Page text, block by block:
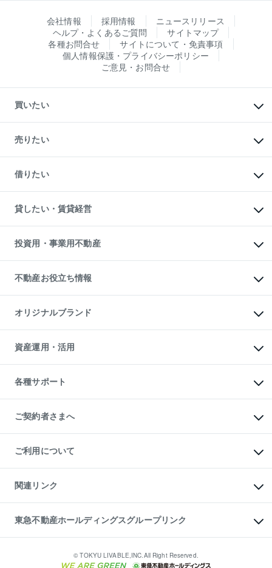
会社情報 採用情報
ニュースリリース
ヘルプ・よくあるご質問
サイトマップ
各種お問合せ
サイトについて・免責事項
個人情報保護・プライバシーポリシー
ご意見・お問合せ
買いたい
新築・分譲マンションの購入
中古マンションの購入
一戸建ての購入
中古一戸建ての購入
不動産購入の流れ
注目キーワード物件特集
購入ガイド
English 繁体中文簡体中文
売りたい
一戸建ての売却・査定
土地の売却・査定
スピードAI査定
不動産査定について
不動産売却の流れ
不動産買換えの流れ
売却ガイド
借りたい
オフィス・店舗の賃貸
借りるときの流れ
借りるガイド
貸したい・賃貸経営
マンション賃料データ
賃貸管理プラン
リロケーションについて
貸すガイド
投資用・事業用不動産
事業用不動産
マンション投資
投資用マンション
アパート経営
収益物件
ビル購入（ビル一棟）
投資用不動産の売却査定
事業用不動産の売却査定
不動産お役立ち情報
マンションライブラリー
人気マンションランキング
暮らしに役立つ不動産メディア
不動産相場・不動産価格情報
不動産コラム・ニュース
不動産用語集
不動産なんでもネット相談室
住まいの税金
オリジナルブランド
一棟リノベーションマンション
L`GENTE（ルジェンテ）
区分リノベーションマンション
投資用一棟レジデンスWELL
不動産小口投資
LEGACIA（レガシア）
資産運用・活用
不動産M&A
アセットマネジメント・出資
各種サポート
相続サポート
リフォームサポート
ご契約者さまへ
ご紹介・再契約特典
入居者様専用-各種ご案内（賃貸）
東急こすもす会「こすもすWeb」
ご利用について
金融商品取引について
東急リバブル ソーシャルメディアポリシー
ご意見・お問い合わせ（金融商品取引専用の相談・お問い合わせ窓口）
ダイレクトメール（郵送物）・Eメールなどの送付停止について
関連リンク
これからご結婚される方に東急百貨店のブライダルクラブ
人材サービスのご用命は 東急リバブルスタッフ株式会社まで
東北の逸品を贈ります 東北すぐれものセレクション
東急不動産ホールディングスグループリンク
東急コミュニティー© TOKYU LIVABLE,INC.All Right Reserved.